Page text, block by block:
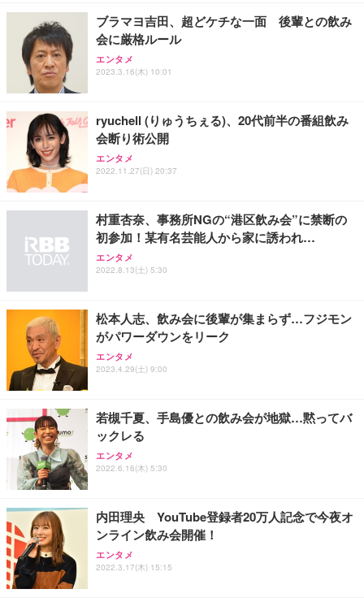
務用 おしゃれ パソコンチェア (ブラック)
Sezlife オフィスチェア デスクチェア 疲れない テレ
ワーク チェア 強化バックレスト 30度ロッキング機
能 人間工学 椅子 腰サポート 90度跳ね上げ式アーム
務用 おしゃれ パソコンチェア (ホワイト)
ANDWINT オフィスチェア デスクチェア 肘なし メ
ッシュ 通気性 ランバーサポート付き 腰サポート ガ
ス圧無段階昇降 360度回転 キャスター付き コンパク
【整備済み品】Dell E2724HS 27インチ 液晶モニタ
ー フルHD（1920×1080）VA 非光沢 HDMI/DisplayP
ort/VGA スピーカー内蔵 高さ調整 スイベル VESA対
【MiniLED/24.5inch/280Hz/FHD】GRAPHT THE S
HOOTER Gaming Monitor 24” Essential ゲーミン
グモニター QD 24.5インチ 1ms FHD 量子ドット 残
Smart Basic(スマートベーシック) 【Amazon.co.jp
限定】 Smart Basic アイリスオーヤマ ペットシーツ
超厚型 お徳用 ワイド 100枚入 (x 1) (ケース販売)
アイリスオーヤマ ペットシーツ 超厚型 お徳用 レギ
ュラー 200枚入【Amazon.co.jp限定】
ブラマヨ吉田、超どケチな一面 後輩との飲み
会に厳格ルール
エンタメ
2023.3.16(木) 10:01
ryuchell (りゅうちぇる)、20代前半の番組飲み
会断り術公開
エンタメ
2022.11.27(日) 20:37
村重杏奈、事務所NGの“港区飲み会”に禁断の
初参加！某有名芸能人から家に誘われ…
エンタメ
2022.8.13(土) 5:30
松本人志、飲み会に後輩が集まらず…フジモン
がパワーダウンをリーク
エンタメ
2023.4.29(土) 9:00
若槻千夏、手島優との飲み会が地獄…黙ってバ
ックレる
エンタメ
2022.6.16(木) 5:30
内田理央 YouTube登録者20万人記念で今夜オ
ンライン飲み会開催！
エンタメ
2022.3.17(木) 15:15